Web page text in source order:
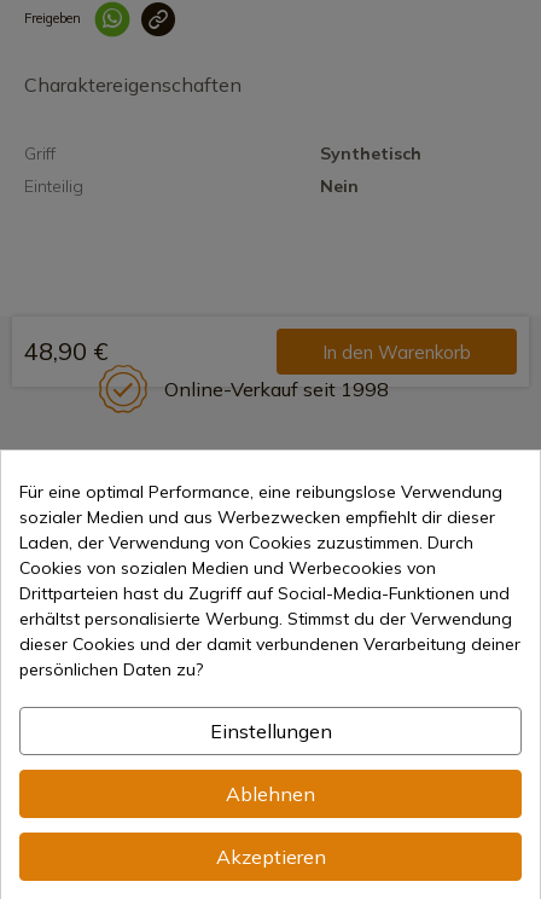
Freigeben
Charaktereigenschaften
Griff
Synthetisch
Einteilig
Nein
48,90 € In den Warenkorb
Online-Verkauf seit 1998
Sichere Zahlungsmethoden
Internationaler Versand
info@aceros-de-hispania.com
Für eine optimal Performance, eine reibungslose Verwendung
sozialer Medien und aus Werbezwecken empfiehlt dir dieser
Laden, der Verwendung von Cookies zuzustimmen. Durch
Cookies von sozialen Medien und Werbecookies von
Drittparteien hast du Zugriff auf Social-Media-Funktionen und
erhältst personalisierte Werbung. Stimmst du der Verwendung
dieser Cookies und der damit verbundenen Verarbeitung deiner
persönlichen Daten zu?
Einstellungen
Ablehnen
Akzeptieren